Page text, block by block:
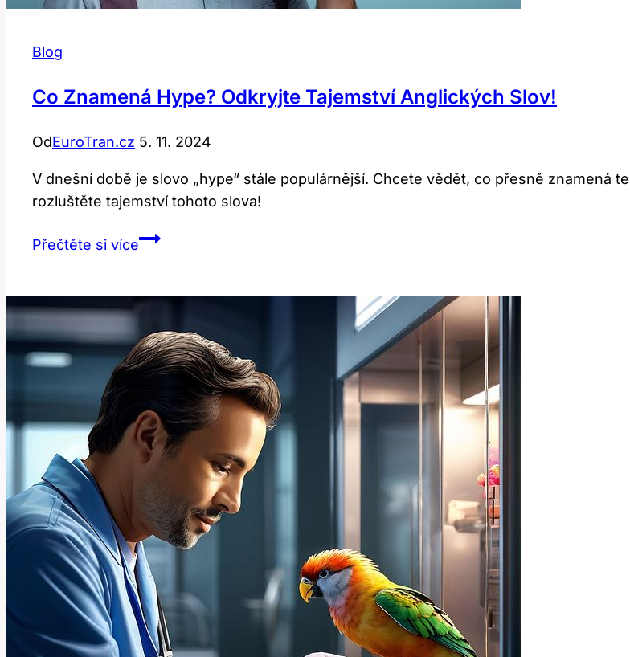
Blog
Co Znamená Hype? Odkryjte Tajemství Anglických Slov!
OdEuroTran.cz 5. 11. 2024
V dnešní době je slovo „hype“ stále populárnější. Chcete vědět, co přesně znamená
rozluštěte tajemství tohoto slova!
Přečtěte si víceCo
Odkryjte
tajemství
anglických
slov!